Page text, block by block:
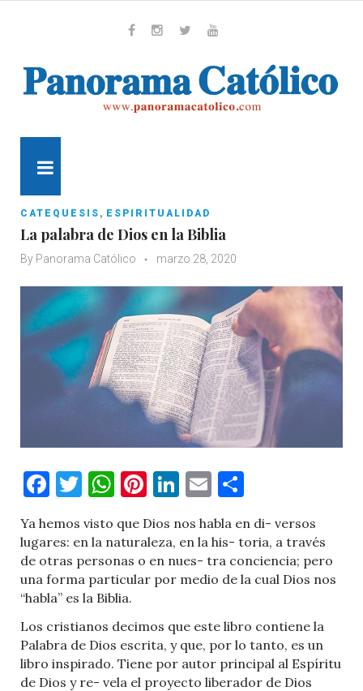
CATEQUESIS , ESPIRITUALIDAD
La palabra de Dios en la Biblia
By Panorama Católico marzo 28, 2020
Facebook
Twitter
WhatsApp
Pinterest
LinkedIn
Email
Ya hemos visto que Dios nos habla en di- versos
lugares: en la naturaleza, en la his- toria, a través
de otras personas o en nues- tra conciencia; pero
una forma particular por medio de la cual Dios nos
“habla” es la Biblia.
Los cristianos decimos que este libro contiene la
Palabra de Dios escrita, y que, por lo tanto, es un
libro inspirado. Tiene por autor principal al Espíritu
de Dios y re- vela el proyecto liberador de Dios